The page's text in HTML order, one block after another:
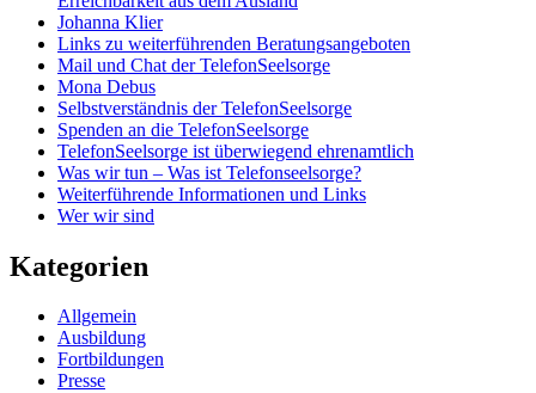
Johanna Klier
Links zu weiterführenden Beratungsangeboten
Mail und Chat der TelefonSeelsorge
Mona Debus
Selbstverständnis der TelefonSeelsorge
Spenden an die TelefonSeelsorge
TelefonSeelsorge ist überwiegend ehrenamtlich
Was wir tun – Was ist Telefonseelsorge?
Weiterführende Informationen und Links
Wer wir sind
Kategorien
Allgemein
Ausbildung
Fortbildungen
Presse